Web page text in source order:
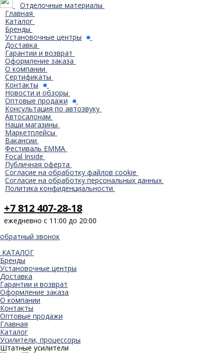
Отделочные материалы
Главная
Каталог
Бренды
Установочные центры
Доставка
Гарантии и возврат
Оформление заказа
О компании
Сертификаты
Контакты
Новости и обзоры
Оптовые продажи
Консультация по автозвуку
Автосалонам
Наши магазины
Маркетплейсы
Вакансии
Фестиваль EMMA
Focal Inside
Публичная оферта
Согласие на обработку файлов cookie
Согласие на обработку персональных данных
Политика конфиденциальности
+7 812 407-28-18
ежедневно с 11:00 до 20:00
обратный звонок
КАТАЛОГ
Бренды
Установочные центры
Доставка
Гарантии и возврат
Оформление заказа
О компании
Контакты
Оптовые продажи
Главная
Каталог
Усилители, процессоры
Штатные усилители